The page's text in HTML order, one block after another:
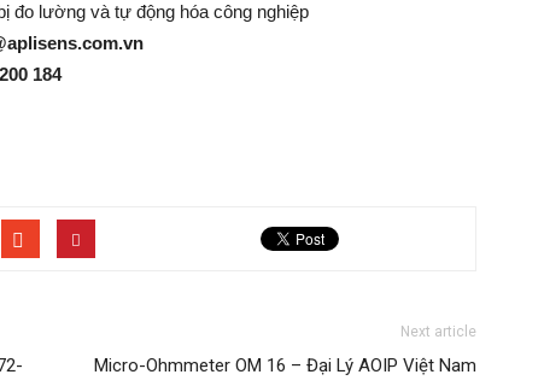
đo lường và tự động hóa công nghiệp
184
Next article
Micro-Ohmmeter OM 16 – Đại Lý AOIP Việt Nam